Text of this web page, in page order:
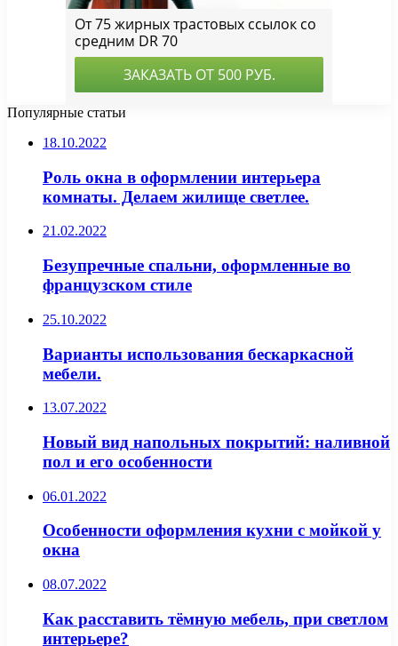
Популярные статьи
18.10.2022
Роль окна в оформлении интерьера
комнаты. Делаем жилище светлее.
21.02.2022
Безупречные спальни, оформленные во
французском стиле
25.10.2022
Варианты использования бескаркасной
мебели.
13.07.2022
Новый вид напольных покрытий: наливной
пол и его особенности
06.01.2022
Особенности оформления кухни с мойкой у
окна
08.07.2022
Как расставить тёмную мебель, при светлом
интерьере?